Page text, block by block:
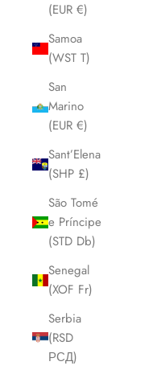
(EUR €)
Samoa
(WST T)
San
Marino
(EUR €)
Sant’Elena
(SHP £)
São Tomé
e Príncipe
(STD Db)
Senegal
(XOF Fr)
Serbia
(RSD
РСД)